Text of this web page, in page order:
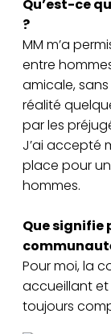
Qu’est-ce
?
MM m’a
entre
amicale,
réalité
par les
J’ai accepté
place pour
hommes.
Que signifie
Pour moi, la
accueillant et
toujours